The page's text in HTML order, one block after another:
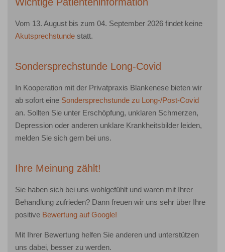
Vom 13. August bis zum 04. September 2026 findet keine
Akutsprechstunde statt.
Sondersprechstunde Long-Covid
In Kooperation mit der Privatpraxis Blankenese bieten wir
ab sofort eine Sondersprechstunde zu Long-/Post-Covid
an. Sollten Sie unter Erschöpfung, unklaren Schmerzen,
Depression oder anderen unklare Krankheitsbilder leiden,
melden Sie sich gern bei uns.
Ihre Meinung zählt!
Sie haben sich bei uns wohlgefühlt und waren mit Ihrer
Behandlung zufrieden? Dann freuen wir uns sehr über Ihre
positive Bewertung auf Google!
Mit Ihrer Bewertung helfen Sie anderen und unterstützen
uns dabei, besser zu werden.